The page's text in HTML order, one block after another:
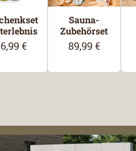
Preis:
€
Sauna-
Zubehörset
Regulärer Preis:
89,99 €